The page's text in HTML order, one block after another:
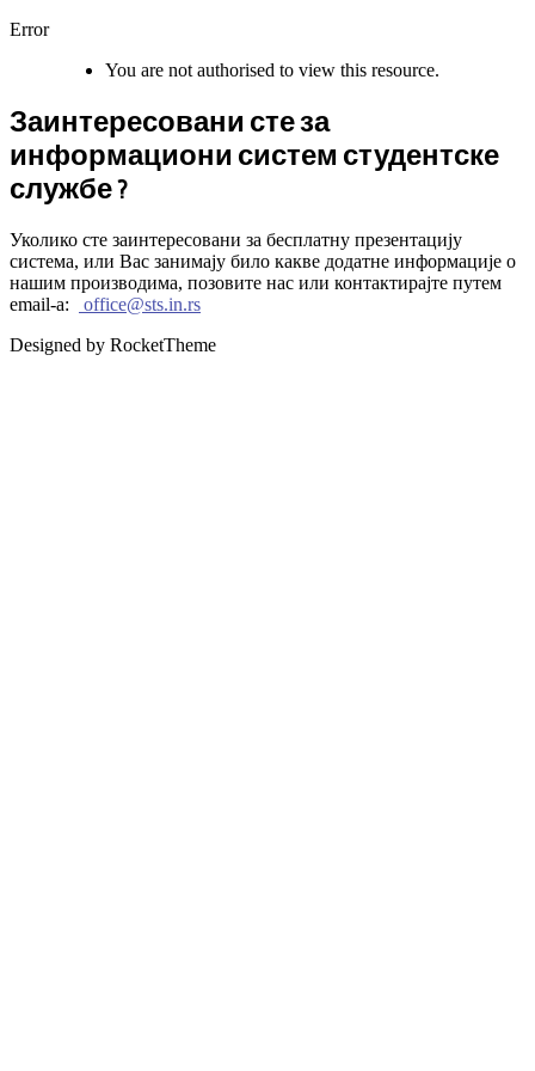
Error
You are not authorised to view this resource.
Заинтересовани сте за
информациони систем студентске
службе ?
Уколико сте заинтересовани за бесплатну презентацију
система, или Вас занимају било какве додатне информације о
нашим производима, позовите нас или контактирајте путем
email-a:
office@sts.in.rs
Designed by RocketTheme